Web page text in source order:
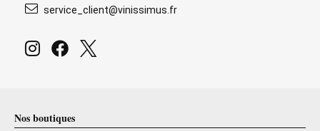
service_client@vinissimus.fr
Nos boutiques